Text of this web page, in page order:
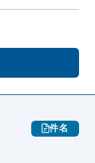
件名